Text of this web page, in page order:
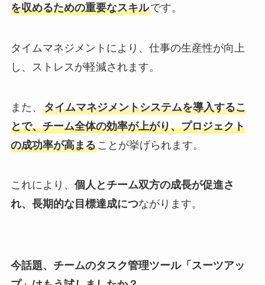
を収めるための重要なスキルです。
タイムマネジメントにより、仕事の生産性が向上
し、ストレスが軽減されます。
また、 タイムマネジメントシステムを導入するこ
とで、チーム全体の効率が上がり、プロジェクト
の成功率が高まることが挙げられます。
これにより、 個人とチーム双方の成長が促進さ
れ、長期的な目標達成につながります。
今話題、チームのタスク管理ツール「スーツアッ